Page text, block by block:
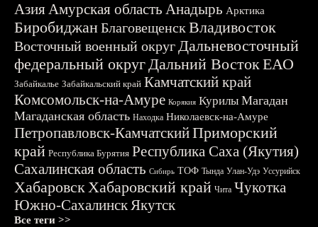
АзияАмурская область Анадырь Арктика
БиробиджанБлаговещенскВладивосток
Восточный военный округДальневосточный
федеральный округДальний ВостокЕАО
Забайкалье Забайкальский край Камчатский край
Комсомольск-на-Амуре Корякия Курилы Магадан
Магаданская область Находка Николаевск-на-Амуре
Петропавловск-КамчатскийПриморский
край Республика Бурятия Республика Саха (Якутия)
Сахалинская область Сибирь ТОФ Тында Улан-Удэ Уссурийск
ХабаровскХабаровский край Чита Чукотка
Южно-СахалинскЯкутск
Все теги >>